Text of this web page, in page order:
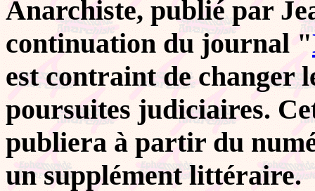
Anarchiste, publié par
continuation du journal "
est contraint de changer
poursuites judiciaires.
publiera à partir du
un supplément littéraire.